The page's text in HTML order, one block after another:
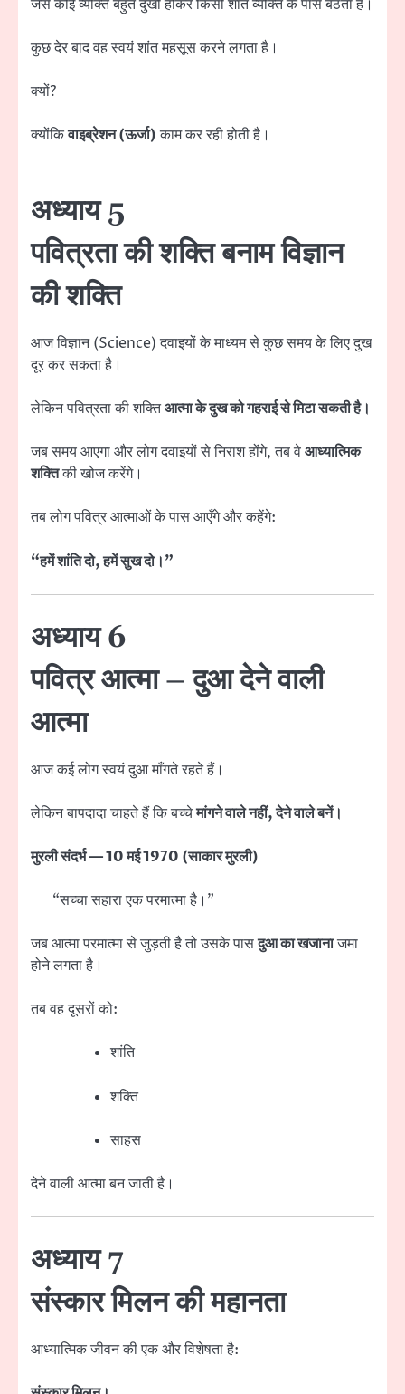
जैसे कोई व्यक्ति बहुत दुखी होकर किसी शांत व्यक्ति के पास बैठता है।
कुछ देर बाद वह स्वयं शांत महसूस करने लगता है।
क्यों?
क्योंकिवाइब्रेशन (ऊर्जा)काम कर रही होती है।
अध्याय 5
पवित्रता की शक्ति बनाम विज्ञान
की शक्ति
आज विज्ञान (Science) दवाइयों के माध्यम से कुछ समय के लिए दुख
दूर कर सकता है।
लेकिन पवित्रता की शक्तिआत्मा के दुख को गहराई से मिटा सकती है।
जब समय आएगा और लोग दवाइयों से निराश होंगे, तब वेआध्यात्मिक
शक्तिकी खोज करेंगे।
तब लोग पवित्र आत्माओं के पास आएँगे और कहेंगे:
“हमें शांति दो, हमें सुख दो।”
अध्याय 6
पवित्र आत्मा – दुआ देने वाली
आत्मा
आज कई लोग स्वयं दुआ माँगते रहते हैं।
लेकिन बापदादा चाहते हैं कि बच्चेमांगने वाले नहीं, देने वाले बनें।
मुरली संदर्भ — 10 मई 1970 (साकार मुरली)
“सच्चा सहारा एक परमात्मा है।”
जब आत्मा परमात्मा से जुड़ती है तो उसके पासदुआ का खजानाजमा
होने लगता है।
तब वह दूसरों को:
शांति
शक्ति
साहस
देने वाली आत्मा बन जाती है।
अध्याय 7
संस्कार मिलन की महानता
आध्यात्मिक जीवन की एक और विशेषता है: